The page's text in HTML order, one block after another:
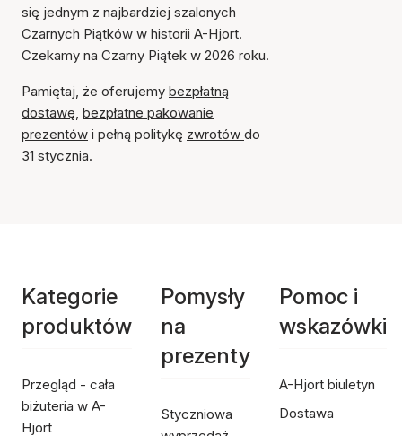
się jednym z najbardziej szalonych
Czarnych Piątków w historii A-Hjort.
Czekamy na Czarny Piątek w 2026 roku.
Pamiętaj, że oferujemy bezpłatną
dostawę, bezpłatne pakowanie
prezentów i pełną politykę zwrotów do
31 stycznia.
Kategorie
produktów
Przegląd - cała
biżuteria w A-
Hjort
Pomysły
na
prezenty
Styczniowa
Pomoc i
wskazówki
A-Hjort biuletyn
Dostawa